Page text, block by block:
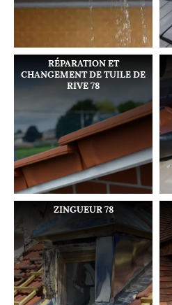
RÉPARATION ET
CHANGEMENT DE TUILE DE
RIVE 78
ZINGUEUR 78